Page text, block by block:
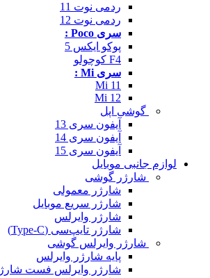
ردمی نوت 11
ردمی نوت 12
سری Poco :
پوکو ایکس 5
F4 کوچولو
سری Mi :
Mi 11
Mi 12
گوشی اپل
آیفون سری 13
آیفون سری 14
آیفون سری 15
لوازم جانبی موبایل
شارژر گوشی
شارژر معمولی
شارژر سریع موبایل
شارژر وایرلس
شارژر تایپ‌سی (Type-C)
شارژر وایرلس گوشی
پایه شارژر وایرلس
شارژر وایرلس فست شارژ